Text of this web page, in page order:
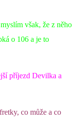
však, že z něho
o 106 a je to
příjezd Devilka a
co může a co